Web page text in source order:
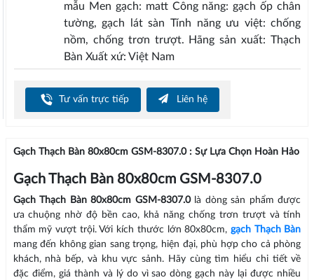
mẫu Men gạch: matt Công năng: gạch ốp chân
tường, gạch lát sàn Tính năng ưu việt: chống
nồm, chống trơn trượt. Hãng sản xuất: Thạch
Bàn Xuất xứ: Việt Nam
Tư vấn trực tiếp Liên hệ
Gạch Thạch Bàn 80x80cm GSM-8307.0 : Sự Lựa Chọn Hoàn Hảo
Gạch Thạch Bàn 80x80cm GSM-8307.0
Gạch Thạch Bàn 80x80cm GSM-8307.0 là dòng sản phẩm được
ưa chuộng nhờ độ bền cao, khả năng chống trơn trượt và tính
thẩm mỹ vượt trội. Với kích thước lớn 80x80cm, gạch Thạch Bàn
mang đến không gian sang trọng, hiện đại, phù hợp cho cả phòng
khách, nhà bếp, và khu vực sảnh. Hãy cùng tìm hiểu chi tiết về
đặc điểm, giá thành và lý do vì sao dòng gạch này lại được nhiều